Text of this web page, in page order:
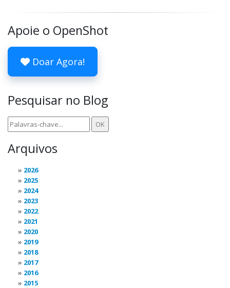
Apoie o OpenShot
Doar Agora!
Pesquisar no Blog
Arquivos
2026
2025
2024
2023
2022
2021
2020
2019
2018
2017
2016
2015